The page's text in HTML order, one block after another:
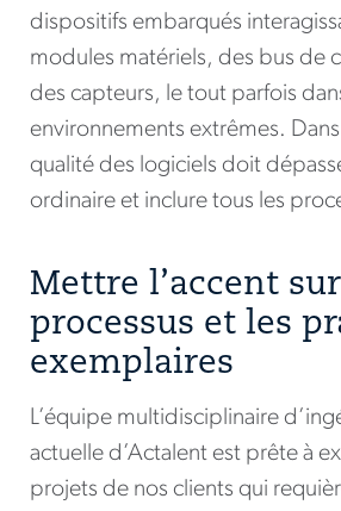
dispositifs embarqués
modules matériels, des bus de
des capteurs, le tout parfois
environnements extrêmes.
qualité des logiciels doit
ordinaire et inclure tous les
Mettre l’accent
processus et les
exemplaires
L’équipe multidisciplinaire
actuelle d’Actalent est prête à
projets de nos clients qui